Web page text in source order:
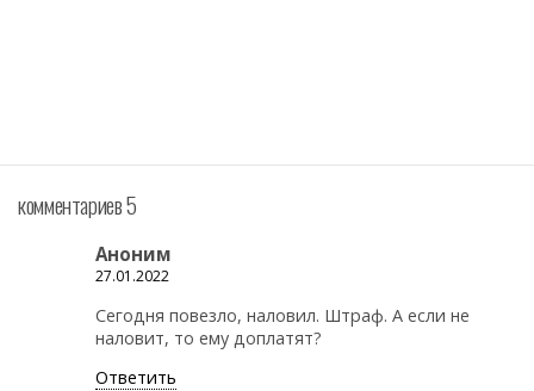
комментариев 5
Аноним
27.01.2022
Сегодня повезло, наловил. Штраф. А если не
наловит, то ему доплатят?
Ответить